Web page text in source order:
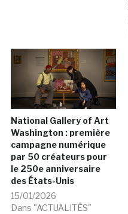
National Gallery of Art
Washington : première
campagne numérique
par 50 créateurs pour
le 250e anniversaire
des États-Unis
15/01/2026
Dans "ACTUALITÉS"